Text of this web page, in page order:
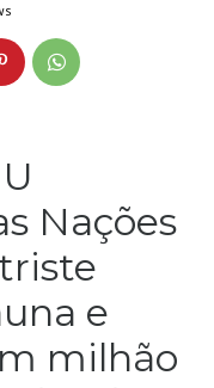
Nações
e
milhão